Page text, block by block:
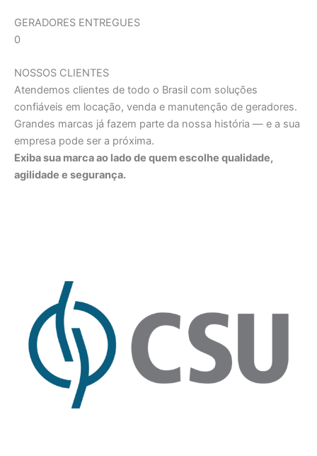
GERADORES ENTREGUES
0
NOSSOS CLIENTES
Atendemos clientes de todo o Brasil com soluções
confiáveis em locação, venda e manutenção de geradores.
Grandes marcas já fazem parte da nossa história — e a sua
empresa pode ser a próxima.
Exiba sua marca ao lado de quem escolhe qualidade,
agilidade e segurança.